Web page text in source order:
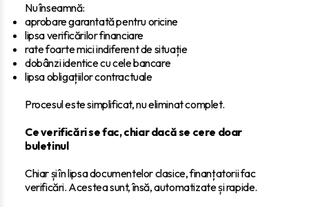
Nu înseamnă:
aprobare garantată pentru oricine
lipsa verificărilor financiare
rate foarte mici indiferent de situație
dobânzi identice cu cele bancare
lipsa obligațiilor contractuale
Procesul este simplificat, nu eliminat complet.
Ce verificări se fac, chiar dacă se cere doar
buletinul
Chiar și în lipsa documentelor clasice, finanțatorii fac
verificări. Acestea sunt, însă, automatizate și rapide.